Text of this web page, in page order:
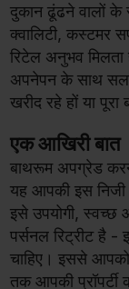
दुकान ढूंढने वालों के
क्वालिटी, कस्टमर
रिटेल अनुभव
अपनेपन के साथ
खरीद रहे हों या
एक आखिरी बात
बाथरूम अपग्रेड
यह आपकी इस
इसे उपयोगी, स्वच्छ
पर्सनल रिट्रीट है -
चाहिए। इससे
तक आपकी प्रॉपर्टी